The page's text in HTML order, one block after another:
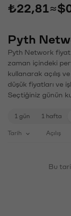
₺22,81≈
Pyth
Pyth Network fiyat
zaman içindeki
kullanarak açılış
düşük fiyatları ve
Seçtiğiniz günün
1 gün 1 hafta
Tarih Açılış
Bu